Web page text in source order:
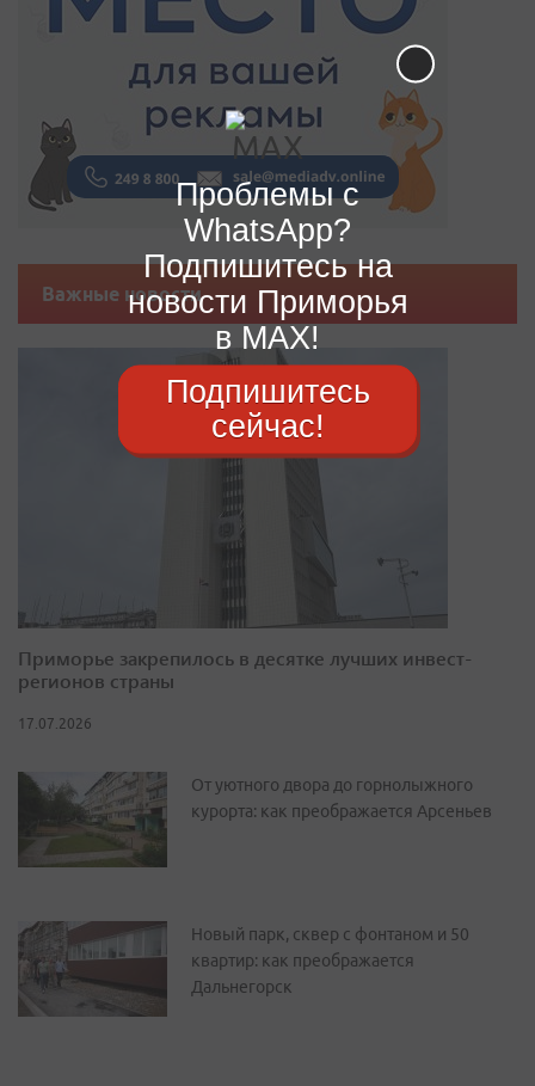
Важные новости
Приморье закрепилось в десятке лучших инвест-
регионов страны
17.07.2026
От уютного двора до горнолыжного
курорта: как преображается Арсеньев
Новый парк, сквер с фонтаном и 50
квартир: как преображается
Дальнегорск
Проблемы с
WhatsApp?
Подпишитесь на
новости Приморья
в MAX!
Подпишитесь
сейчас!